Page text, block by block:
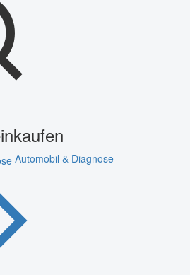
Automobil & Diagnose